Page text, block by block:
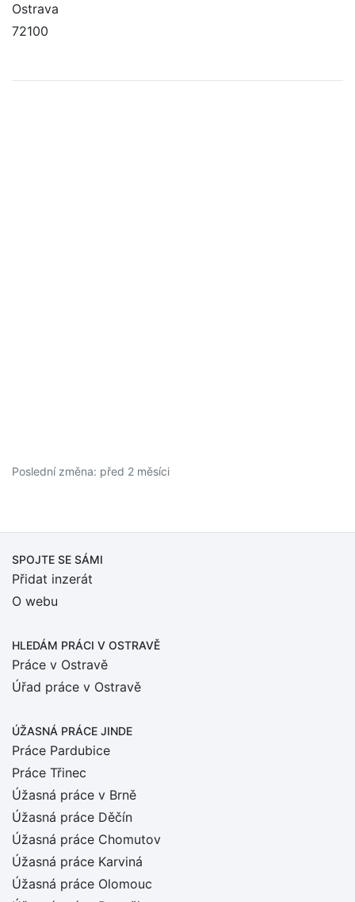
Ostrava
72100
Poslední změna: před 2 měsíci
SPOJTE SE SÁMI
Přidat inzerát
O webu
HLEDÁM PRÁCI V OSTRAVĚ
Práce v Ostravě
Úřad práce v Ostravě
ÚŽASNÁ PRÁCE JINDE
Práce Pardubice
Práce Třinec
Úžasná práce v Brně
Úžasná práce Děčín
Úžasná práce Chomutov
Úžasná práce Karviná
Úžasná práce Olomouc